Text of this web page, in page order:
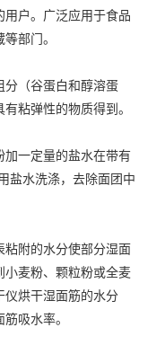
用户。广泛应用于食品
部门。
（谷蛋白和醇溶蛋
粘弹性的物质得到。
一定量的盐水在带有
盐水洗涤，去除面团中
附的水分使部分湿面
小麦粉、颗粒粉或全麦
仪烘干湿面筋的水分
吸水率。